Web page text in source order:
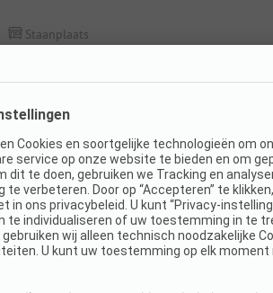
Comfortplaats
Staanplaats
Honden toegestaan
Details en voorzieningen